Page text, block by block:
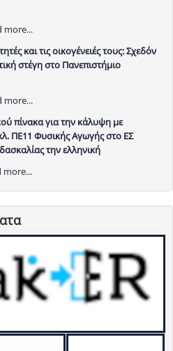
more...
και τις οικογένειές τους: Σχεδόν
στέγη στο Πανεπιστήμιο
more...
πίνακα για την κάλυψη με
ΠΕ11 Φυσικής Αγωγής στο ΕΣ
την ελληνική
more...